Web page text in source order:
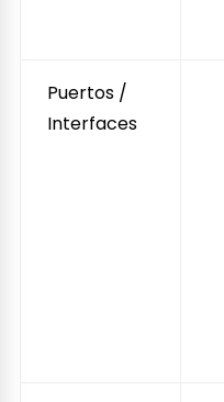
Puertos /
Interfaces